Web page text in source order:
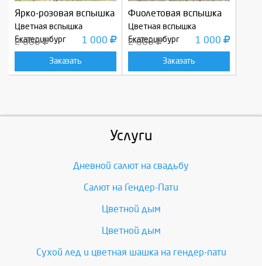
Ярко-розовая вспышка
Цветная вспышка
Екатеринбург
2 000 1 000
Заказать
Фиолетовая вспышка
Цветная вспышка
Екатеринбург
2 000 1 000
Заказать
Услуги
Дневной салют на свадьбу
Салют на Гендер-Пати
Цветной дым
Цветной дым
Сухой лед и цветная шашка на гендер-пати